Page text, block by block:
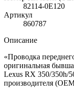
82114-0E120
Артикул
860787
Описание
«Проводка
оригинальная
Lexus RX 350/350h/
производителя